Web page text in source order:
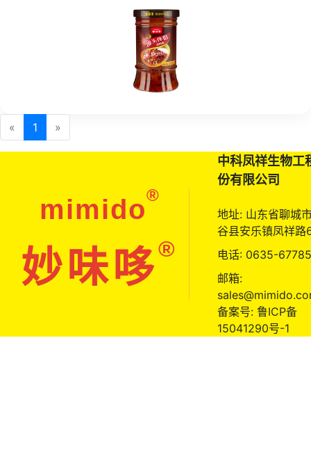
« 1 »
mimido®
妙味哆®
中科凤祥生物工
份有限公司
地址: 山东省聊城
谷县安乐镇凤祥路
电话: 0635-
邮箱:
备案号: 鲁ICP备
15041290号-1